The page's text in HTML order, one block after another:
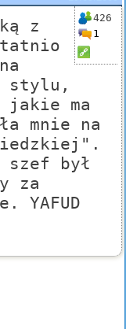
426
1
z
stylu,
jakie ma
mnie na
szef był
za
YAFUD